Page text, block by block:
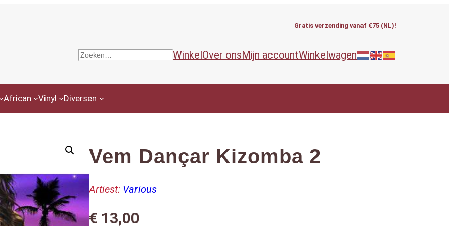
Gratis verzending vanaf €75 (NL)!
Zoeken WinkelOver onsMijn accountWinkelwagen
African Vinyl Diversen
Vem Dançar Kizomba 2
Artiest: Various
€ 13,00